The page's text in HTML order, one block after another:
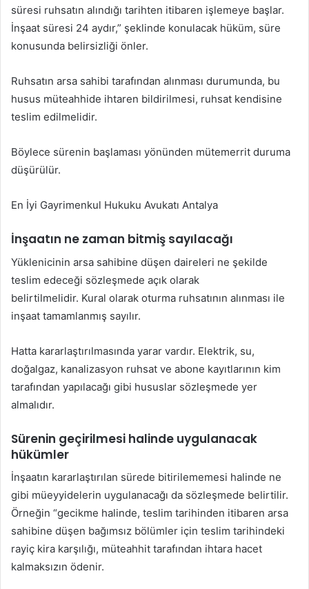
süresi ruhsatın alındığı tarihten itibaren işlemeye başlar.
İnşaat süresi 24 aydır,” şeklinde konulacak hüküm, süre
konusunda belirsizliği önler.
Ruhsatın arsa sahibi tarafından alınması durumunda, bu
husus müteahhide ihtaren bildirilmesi, ruhsat kendisine
teslim edilmelidir.
Böylece sürenin başlaması yönünden mütemerrit duruma
düşürülür.
En İyi Gayrimenkul Hukuku Avukatı Antalya
İnşaatın ne zaman bitmiş sayılacağı
Yüklenicinin arsa sahibine düşen daireleri ne şekilde
teslim edeceği sözleşmede açık olarak
belirtilmelidir. Kural olarak oturma ruhsatının alınması ile
inşaat tamamlanmış sayılır.
Hatta kararlaştırılmasında yarar vardır. Elektrik, su,
doğalgaz, kanalizasyon ruhsat ve abone kayıtlarının kim
tarafından yapılacağı gibi hususlar sözleşmede yer
almalıdır.
Sürenin geçirilmesi halinde uygulanacak
hükümler
İnşaatın kararlaştırılan sürede bitirilememesi halinde ne
gibi müeyyidelerin uygulanacağı da sözleşmede belirtilir.
Örneğin “gecikme halinde, teslim tarihinden itibaren arsa
sahibine düşen bağımsız bölümler için teslim tarihindeki
rayiç kira karşılığı, müteahhit tarafından ihtara hacet
kalmaksızın ödenir.